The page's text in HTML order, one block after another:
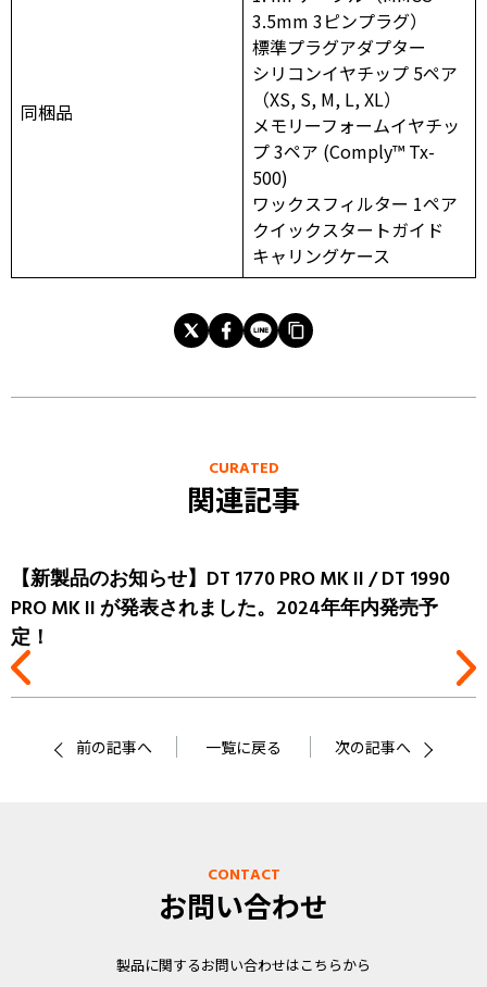
同梱品
3.5mm 3ピンプラグ）
標準プラグアダプター
シリコンイヤチップ 5ペア
（XS, S, M, L, XL）
メモリーフォームイヤチッ
プ 3ペア (Comply™ Tx-
500)
ワックスフィルター 1ペア
クイックスタートガイド
キャリングケース
CURATED
関連記事
【新製品のお知らせ】DT 1770 PRO MK II / DT 1990
PRO MK II が発表されました。2024年年内発売予
定！
前の記事へ 一覧に戻る 次の記事へ
CONTACT
お問い合わせ
製品に関するお問い合わせはこちらから